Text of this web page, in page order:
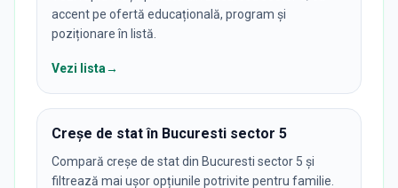
accent pe ofertă educațională, program și
poziționare în listă.
Vezi lista→
Creșe de stat în Bucuresti sector 5
Compară creșe de stat din Bucuresti sector 5 și
filtrează mai ușor opțiunile potrivite pentru familie.